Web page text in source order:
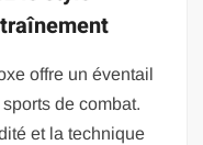
offre un éventail
de combat.
et la technique